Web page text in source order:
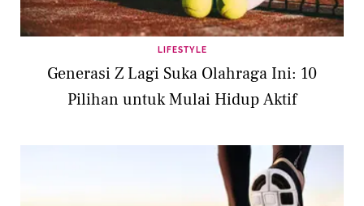
LIFESTYLE
Generasi Z Lagi Suka Olahraga Ini: 10
Pilihan untuk Mulai Hidup Aktif